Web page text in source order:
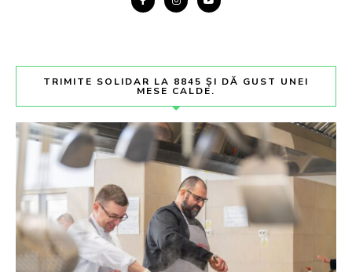
TRIMITE SOLIDAR LA 8845 ȘI DĂ GUST UNEI
MESE CALDE.